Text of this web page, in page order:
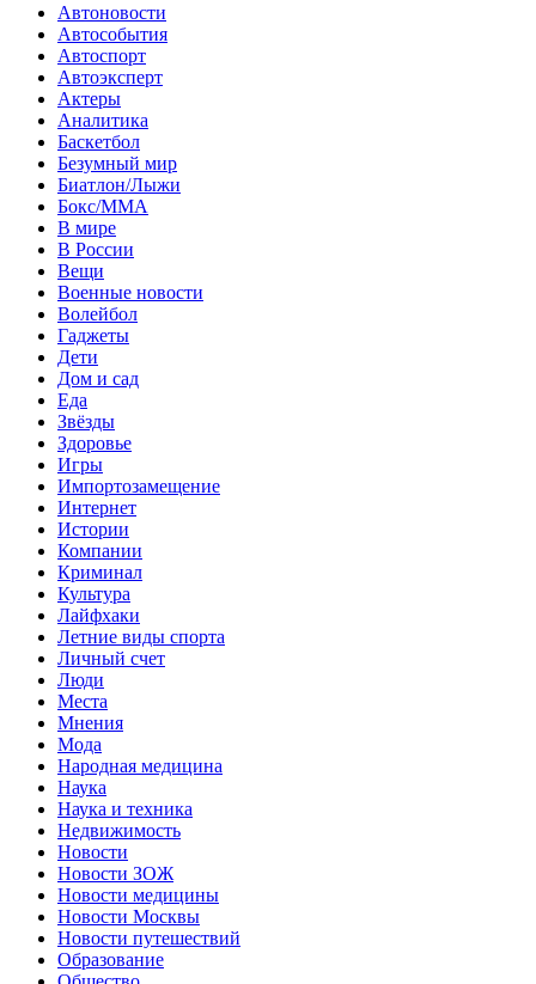
Автоновости
Автособытия
Автоспорт
Автоэксперт
Актеры
Аналитика
Баскетбол
Безумный мир
Биатлон/Лыжи
Бокс/MMA
В мире
В России
Вещи
Военные новости
Волейбол
Гаджеты
Дети
Дом и сад
Еда
Звёзды
Здоровье
Игры
Импортозамещение
Интернет
Истории
Компании
Криминал
Культура
Лайфхаки
Летние виды спорта
Личный счет
Люди
Места
Мнения
Мода
Народная медицина
Наука
Наука и техника
Недвижимость
Новости
Новости ЗОЖ
Новости медицины
Новости Москвы
Новости путешествий
Образование